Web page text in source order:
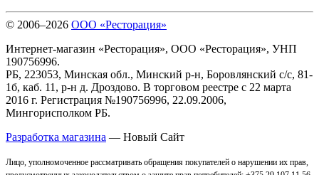
© 2006–2026 ООО «Ресторация»
Интернет-магазин «Ресторация», ООО «Ресторация», УНП
190756996.
РБ, 223053, Минская обл., Минский р-н, Боровлянский с/с, 81-
1б, каб. 11, р-н д. Дроздово. В торговом реестре с 22 марта
2016 г. Регистрация №190756996, 22.09.2006,
Мингорисполком РБ.
Разработка магазина — Новый Сайт
Лицо, уполномоченное рассматривать обращения покупателей о нарушении их прав,